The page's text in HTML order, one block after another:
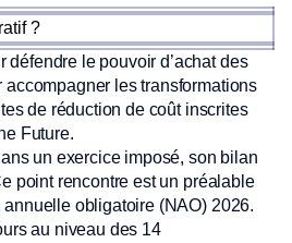
?
défendre le pouvoir d’achat des
les transformations
de réduction de coût inscrites
Future.
un exercice imposé, son bilan
point rencontre est un préalable
obligatoire (NAO) 2026.
au niveau des 14